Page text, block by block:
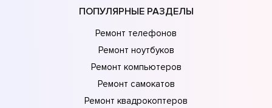
ПОПУЛЯРНЫЕ РАЗДЕЛЫ
Ремонт телефонов
Ремонт ноутбуков
Ремонт компьютеров
Ремонт самокатов
Ремонт квадрокоптеров